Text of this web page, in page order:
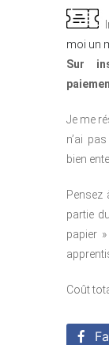
moi un
Sur
Je me
n’ai
bien
Pensez
partie
papier
Coût